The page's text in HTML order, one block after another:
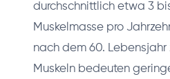
durchschnittlich etwa 3
Muskelmasse pro
nach dem 60.
Muskeln bedeuten